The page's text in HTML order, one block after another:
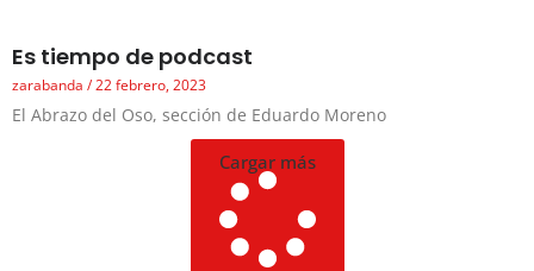
Es tiempo de podcast
zarabanda 22 febrero, 2023
El Abrazo del Oso, sección de Eduardo Moreno
Cargar más